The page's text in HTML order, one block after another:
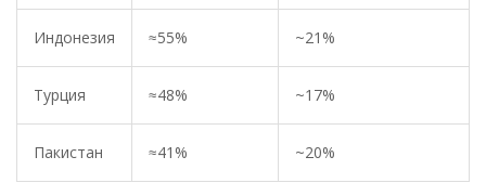
Индонезия ≈55% ~21%
Турция ≈48% ~17%
Пакистан ≈41% ~20%